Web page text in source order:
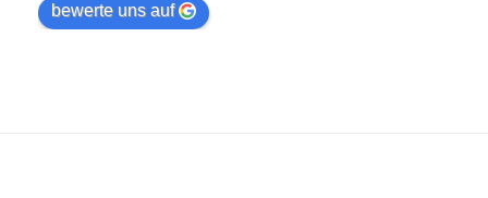
bewerte uns auf